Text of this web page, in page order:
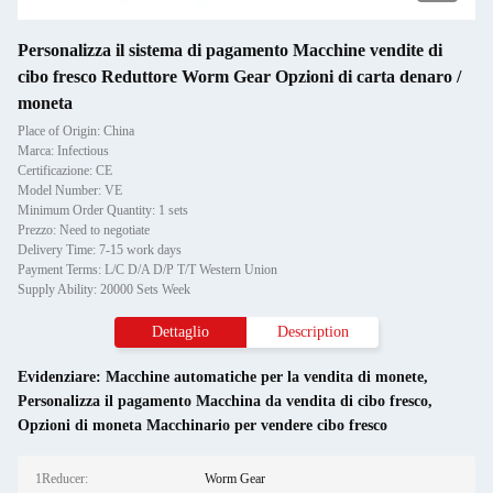
Personalizza il sistema di pagamento Macchine vendite di
cibo fresco Reduttore Worm Gear Opzioni di carta denaro /
moneta
Place of Origin: China
Marca: Infectious
Certificazione: CE
Model Number: VE
Minimum Order Quantity: 1 sets
Prezzo: Need to negotiate
Delivery Time: 7-15 work days
Payment Terms: L/C D/A D/P T/T Western Union
Supply Ability: 20000 Sets Week
Dettaglio Description
Evidenziare: Macchine automatiche per la vendita di monete,
Personalizza il pagamento Macchina da vendita di cibo fresco,
Opzioni di moneta Macchinario per vendere cibo fresco
1Reducer: Worm Gear